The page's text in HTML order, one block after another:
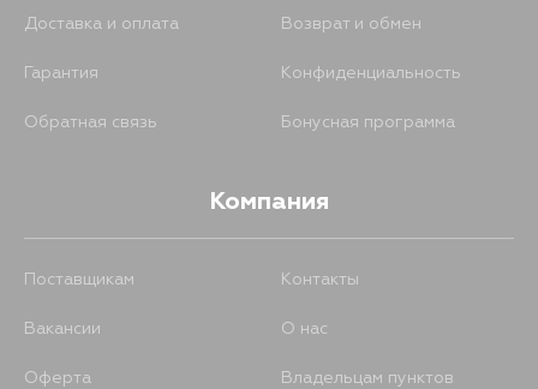
Доставка и оплата Возврат и обмен
Гарантия Конфиденциальность
Обратная связь Бонусная программа
Компания
Поставщикам Контакты
Вакансии О нас
Оферта
Владельцам пунктов